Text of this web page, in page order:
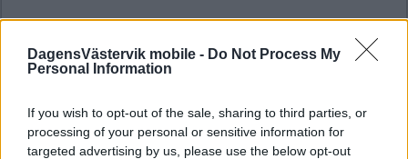
DagensVästervik mobile - Do Not Process My
Personal Information
If you wish to opt-out of the sale, sharing to third parties, or
processing of your personal or sensitive information for
targeted advertising by us, please use the below opt-out